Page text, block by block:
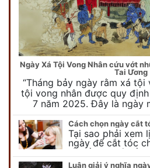
Ngày Xá Tội Vong Nhân cứu vớt
Tai Ương
“Tháng bảy ngày rằm xá tội
tội vong nhân được quy
7 năm 2025. Đây là ngày
Tại sao phải xem
ngày để cắt tóc
lớn cần lưu ý
mắn ? Khi…